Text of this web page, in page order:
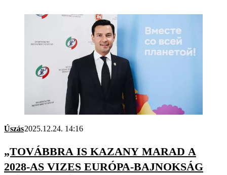
Úszás2025.12.24. 14:16
„TOVÁBBRA IS KAZANY MARAD A
2028-AS VIZES EURÓPA-BAJNOKSÁG